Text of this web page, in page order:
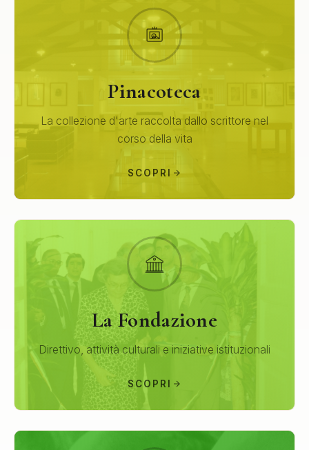
Pinacoteca
La collezione d'arte raccolta dallo scrittore nel
corso della vita
SCOPRI
La Fondazione
Direttivo, attività culturali e iniziative istituzionali
SCOPRI